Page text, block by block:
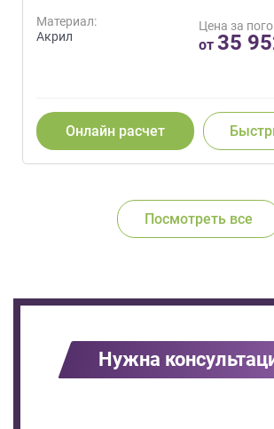
Материал:
Акрил
Цена за
от 35
Онлайн расчет
Посмотреть все
Нужна